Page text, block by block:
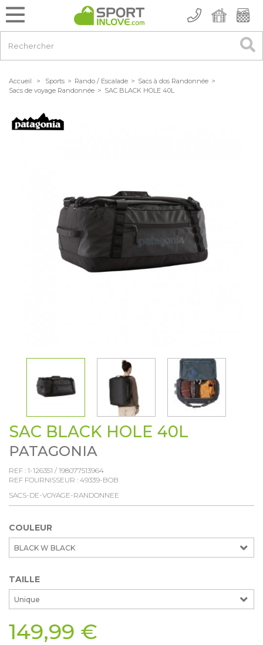
Accueil > Sports > Rando / Escalade > Sacs à dos Randonnée >
Sacs de voyage Randonnée > SAC BLACK HOLE 40L
SAC BLACK HOLE 40L
PATAGONIA
REF : 1-126351 / 198077513964
REF FOURNISSEUR : 49339-BOB
SACS-DE-VOYAGE-RANDONNEE
COULEUR
BLACK W BLACK
TAILLE
Unique
149,99 €